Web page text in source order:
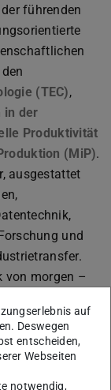
führenden
(TEC),
in der
Produktivität
(MiP).
ausgestattet
und
von morgen –
Forschung
bei der
auf
Deswegen
entscheiden,
Webseiten
notwendig,